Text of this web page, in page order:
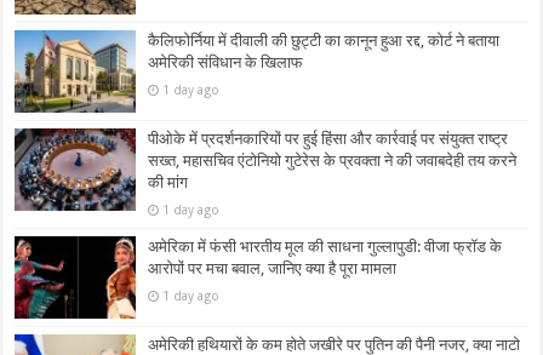
कैलिफोर्निया में दीवाली की छुट्टी का कानून हुआ रद्द, कोर्ट ने बताया
अमेरिकी संविधान के खिलाफ
1 day ago
पीओके में प्रदर्शनकारियों पर हुई हिंसा और कार्रवाई पर संयुक्त राष्ट्र
सख्त, महासचिव एंटोनियो गुटेरेस के प्रवक्ता ने की जवाबदेही तय करने
की मांग
1 day ago
अमेरिका में फंसी भारतीय मूल की साधना गुल्लापुडी: वीजा फ्रॉड के
आरोपों पर मचा बवाल, जानिए क्या है पूरा मामला
1 day ago
अमेरिकी हथियारों के कम होते जखीरे पर पुतिन की पैनी नजर, क्या नाटो